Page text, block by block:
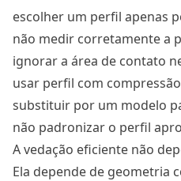
escolher um perfil apenas
não medir corretamente a
ignorar a área de contato
usar perfil com
substituir por um modelo
não padronizar o perfil
A vedação eficiente não
Ela depende de geometria